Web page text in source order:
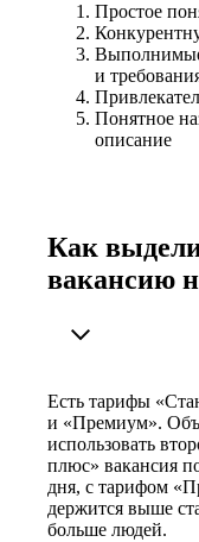
Простое
Выполнимые
и
Понятное
описание
Как
вакансию
Есть тарифы
и «Премиум».
использовать
плюс» вакансия
дня, с тарифом
держится выше
больше людей.